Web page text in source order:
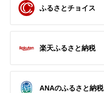
ふるさとチョイス
楽天ふるさと納税
ANAのふるさと納税